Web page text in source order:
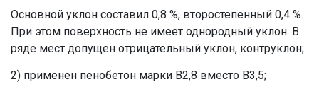
Основной уклон составил 0,8 %, второстепенный 0,4 %.
При этом поверхность не имеет однородный уклон. В
ряде мест допущен отрицательный уклон, контруклон;
2) применен пенобетон марки В2,8 вместо В3,5;